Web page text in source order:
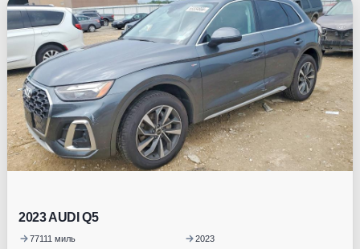
Під замовлення
2023 AUDI Q5
77111 миль 2023